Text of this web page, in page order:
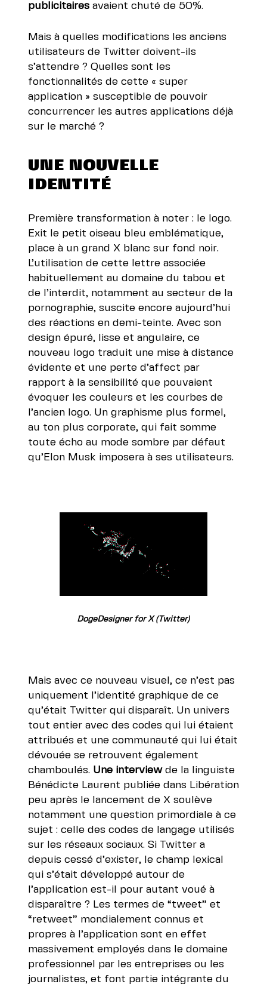
publicitairesavaient chuté de 50%.
Mais à quelles modifications les anciens
utilisateurs de Twitter doivent-ils
s’attendre ? Quelles sont les
fonctionnalités de cette « super
application » susceptible de pouvoir
concurrencer les autres applications déjà
sur le marché ?
UNE NOUVELLE
IDENTITÉ
Première transformation à noter : le logo.
Exit le petit oiseau bleu emblématique,
place à un grand X blanc sur fond noir.
L’utilisation de cette lettre associée
habituellement au domaine du tabou et
de l’interdit, notamment au secteur de la
pornographie, suscite encore aujourd’hui
des réactions en demi-teinte. Avec son
design épuré, lisse et angulaire, ce
nouveau logo traduit une mise à distance
évidente et une perte d’affect par
rapport à la sensibilité que pouvaient
évoquer les couleurs et les courbes de
l’ancien logo. Un graphisme plus formel,
au ton plus corporate, qui fait somme
toute écho au mode sombre par défaut
qu’Elon Musk imposera à ses utilisateurs.
DogeDesigner for X (Twitter)
Mais avec ce nouveau visuel, ce n’est pas
uniquement l’identité graphique de ce
qu’était Twitter qui disparaît. Un univers
tout entier avec des codes qui lui étaient
attribués et une communauté qui lui était
dévouée se retrouvent également
chamboulés. Une interviewde la linguiste
Bénédicte Laurent publiée dans Libération
peu après le lancement de X soulève
notamment une question primordiale à ce
sujet : celle des codes de langage utilisés
sur les réseaux sociaux. Si Twitter a
depuis cessé d’exister, le champ lexical
qui s’était développé autour de
l’application est-il pour autant voué à
disparaître ? Les termes de “tweet” et
“retweet” mondialement connus et
propres à l’application sont en effet
massivement employés dans le domaine
professionnel par les entreprises ou les
journalistes, et font partie intégrante du